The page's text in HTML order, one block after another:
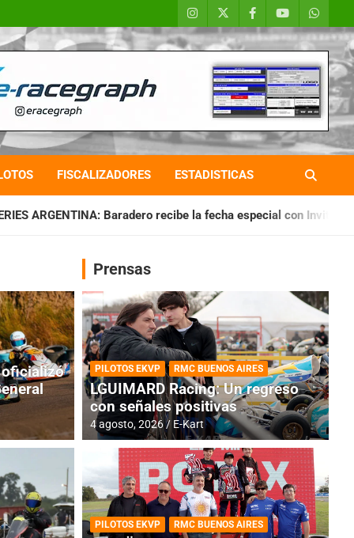
FISCALIZADORES ESTADISTICAS
recibe la fecha especial con Invitados CHAQUEÑO
RMC BUENOS AIRES
Cerró una jornada
oficializó
Prensas
PILOTOS EKVP RMC BUENOS AIRES
LGUIMARD Racing: Un regreso
con señales positivas
4 agosto, 2026 E-Kart
PILOTOS EKVP RMC BUENOS AIRES